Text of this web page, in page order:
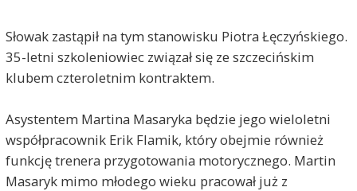
Słowak zastąpił na tym stanowisku Piotra Łęczyńskiego.
35-letni szkoleniowiec związał się ze szczecińskim
klubem czteroletnim kontraktem.
Asystentem Martina Masaryka będzie jego wieloletni
współpracownik Erik Flamik, który obejmie również
funkcję trenera przygotowania motorycznego. Martin
Masaryk mimo młodego wieku pracował już z